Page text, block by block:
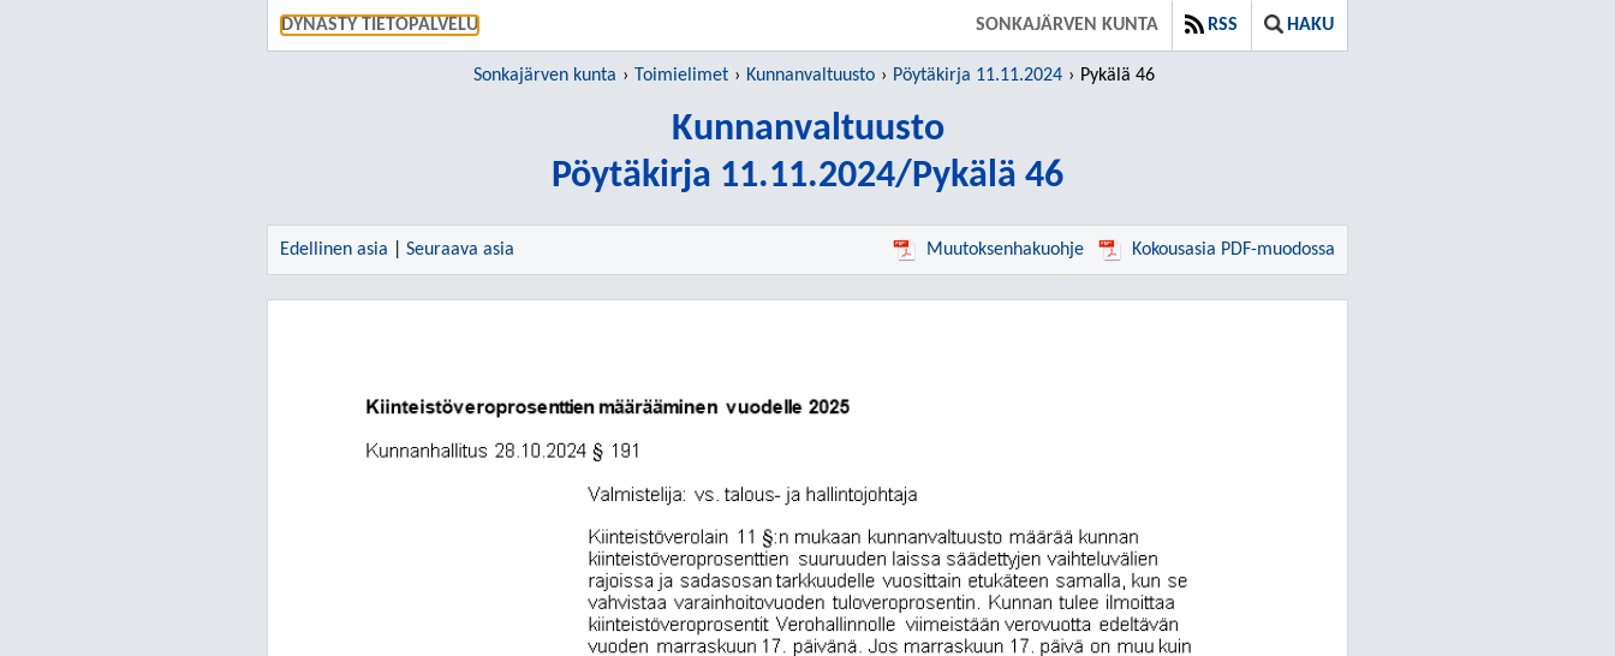
DYNASTY TIETOPALVELU SONKAJÄRVEN KUNTA RSS HAKU
Sonkajärven kunta Toimielimet Kunnanvaltuusto Pöytäkirja 11.11.2024 Pykälä 46
Kunnanvaltuusto
Pöytäkirja 11.11.2024/Pykälä 46
Edellinen asia Seuraava asia Muutoksenhakuohje Kokousasia PDF-muodossa